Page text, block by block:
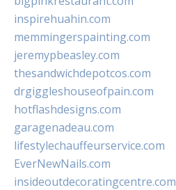
inspirehuahin.com
memmingerspainting.com
jeremypbeasley.com
thesandwichdepotcos.com
drgiggleshouseofpain.com
hotflashdesigns.com
garagenadeau.com
lifestylechauffeurservice.com
EverNewNails.com
insideoutdecoratingcentre.com